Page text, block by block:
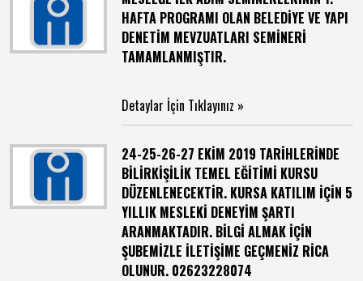
HAFTA PROGRAMI OLAN BELEDİYE VE YAPI
DENETİM MEVZUATLARI SEMİNERİ
TAMAMLANMIŞTIR.
Detaylar İçin Tıklayınız »
24-25-26-27 EKİM 2019 TARİHLERİNDE
BİLİRKİŞİLİK TEMEL EĞİTİMİ KURSU
DÜZENLENECEKTİR. KURSA KATILIM İÇİN 5
YILLIK MESLEKİ DENEYİM ŞARTI
ARANMAKTADIR. BİLGİ ALMAK İÇİN
ŞUBEMİZLE İLETİŞİME GEÇMENİZ RİCA
OLUNUR. 02623228074